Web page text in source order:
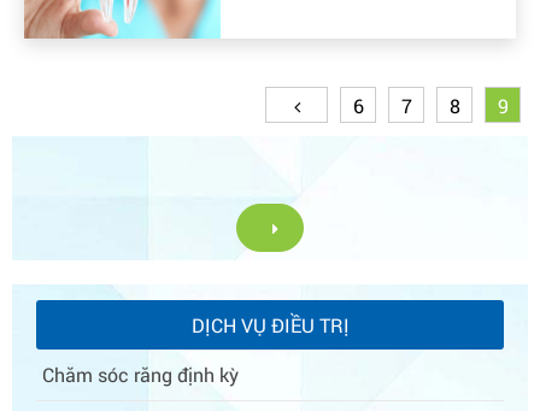
6 7 8 9
DỊCH VỤ ĐIỀU TRỊ
Chăm sóc răng định kỳ